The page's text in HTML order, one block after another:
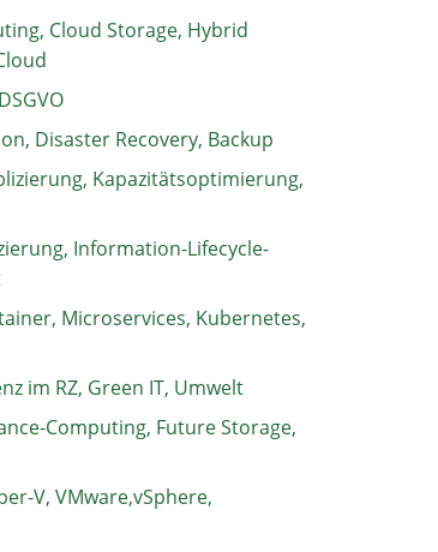
Cloud Storage, Hybrid
Disaster Recovery, Backup
Kapazitätsoptimierung,
Information-Lifecycle-
Microservices, Kubernetes,
im RZ, Green IT, Umwelt
Computing, Future Storage,
V, VMware,vSphere,